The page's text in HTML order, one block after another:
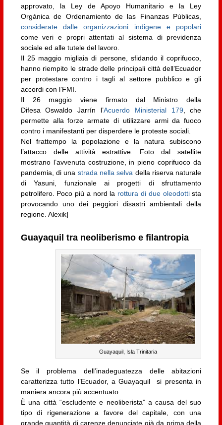
approvato, la Ley de Apoyo Humanitario e la Ley
Orgánica de Ordenamiento de las Finanzas Públicas,
considerate dalle organizzazioni indigene e popolari
come veri e propri attentati al sistema di previdenza
sociale ed alle tutele del lavoro.
Il 25 maggio migliaia di persone, sfidando il coprifuoco,
hanno riempito le strade delle principali città dell’Ecuador
per protestare contro i tagli al settore pubblico e gli
accordi con l’FMI.
Il 26 maggio viene firmato dal Ministro della
Difesa Oswaldo Jarrín l’Acuerdo Ministerial 179, che
permette alla forze armate di utilizzare armi da fuoco
contro i manifestanti per disperdere le proteste sociali.
Nel frattempo la popolazione e la natura subiscono
l’attacco delle attività estrattive. Foto dal satellite
mostrano l’avvenuta costruzione, in pieno coprifuoco da
pandemia, di una strada nella selva della riserva naturale
di Yasuni, funzionale ai progetti di sfruttamento
petrolifero. Poco più a nord la rottura di due oleodottista
provocando uno dei peggiori disastri ambientali della
regione. Alexik]
Guayaquil tra neoliberismo e filantropia
Guayaquil, Isla Trinitaria
Se il problema dell’inadeguatezza delle abitazioni
caratterizza tutto l’Ecuador, a Guayaquil si presenta in
maniera ancora più accentuato.
È una città “escludente e neoliberista” a causa del suo
tipo di rigenerazione a favore del capitale, con una
grande quantità di carenze denunciate già da prima della